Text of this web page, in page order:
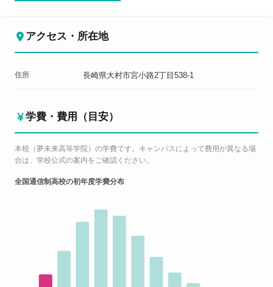
アクセス・所在地
住所 長崎県大村市宮小路2丁目538-1
学費・費用（目安）
本校（夢未来高等学院）の学費です。キャンパスによって費用が異なる場
合は、学校公式の案内をご確認ください。
全国通信制高校の初年度学費分布